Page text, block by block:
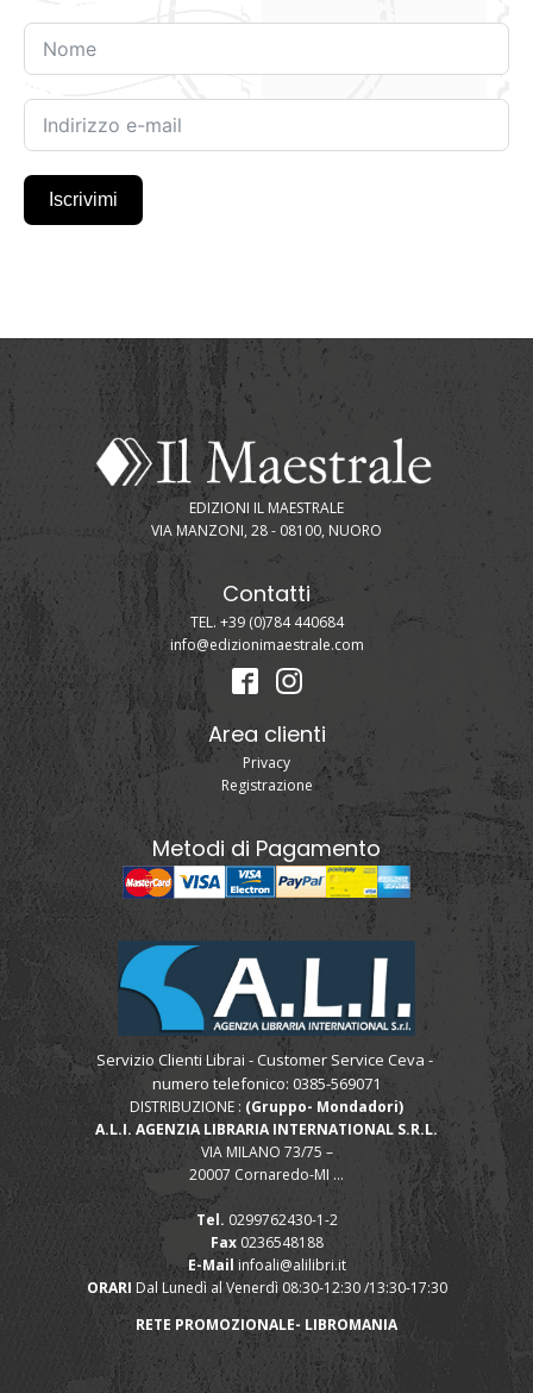
Iscrivimi
EDIZIONI IL MAESTRALE
VIA MANZONI, 28 - 08100, NUORO
Contatti
TEL. +39 (0)784 440684
info@edizionimaestrale.com
Area clienti
Privacy
Registrazione
Metodi di Pagamento
Servizio Clienti Librai - Customer Service Ceva -
numero telefonico: 0385-569071
DISTRIBUZIONE : (Gruppo- Mondadori)
A.L.I. AGENZIA LIBRARIA INTERNATIONAL S.R.L.
VIA MILANO 73/75 –
20007 Cornaredo-MI ...
Tel. 0299762430-1-2
Fax0236548188
E-Mail infoali@alilibri.it
ORARI Dal Lunedì al Venerdì 08:30-12:30 /13:30-17:30
RETE PROMOZIONALE- LIBROMANIA